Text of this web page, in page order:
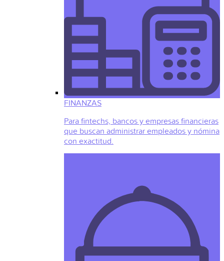
FINANZAS
Para fintechs, bancos y empresas financieras
que buscan administrar empleados y nómina
con exactitud.